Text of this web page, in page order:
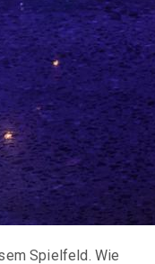
Spielfeld. Wie